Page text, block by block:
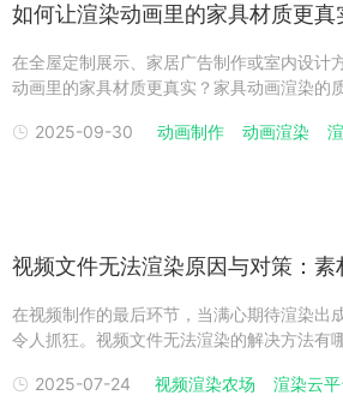
如何让渲染动画里的家具材质更
在全屋定制展示、家居广告制作或室内设计
动画里的家具材质更真实？家具动画渲染的
方法，能让家具动画渲染中的木材、金属、
2025-09-30 动画制作 动画渲染
视频文件无法渲染原因与对策：
在视频制作的最后环节，当满心期待渲染出
令人抓狂。视频文件无法渲染的解决方法有
频文件渲染失败的常见原因排查​视频文件无
2025-07-24 视频渲染农场 渲染云平